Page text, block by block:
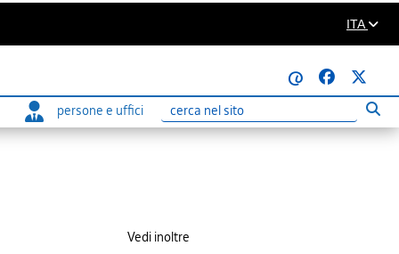
ITA
@
persone e uffici
Ricerca
Vedi inoltre